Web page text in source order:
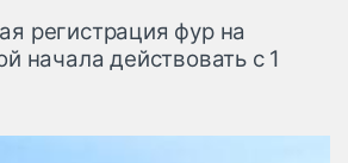
регистрация фур на
начала действовать с 1